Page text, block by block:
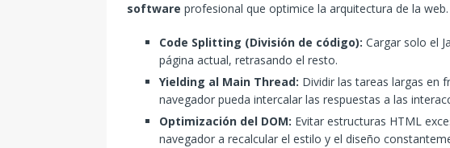
software profesional que optimice la arquitectura de la
Code Splitting (División de código): Cargar solo el
página actual, retrasando el resto.
Yielding al Main Thread: Dividir las tareas largas en
navegador pueda intercalar las respuestas a las
Optimización del DOM: Evitar estructuras HTML
navegador a recalcular el estilo y el diseño